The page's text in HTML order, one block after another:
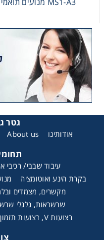
גטר
אודותינו About us
עיבוד שבבי/ רכיבי
בקרת הינע ואוטומציה
מקשרים, מצמדים
שרשראות, גלגלי
רצועות V, רצועות תזמון וגלגלים